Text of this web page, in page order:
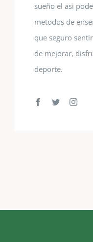
sueño el asi
metodos de
que seguro
de mejorar,
deporte.